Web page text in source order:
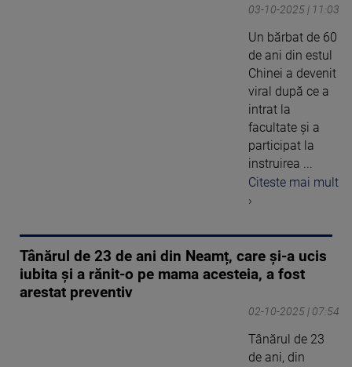
03-10-2025 | 11:03
Un bărbat de 60
de ani din estul
Chinei a devenit
viral după ce a
intrat la
facultate și a
participat la
instruirea ...
Citeste mai mult
›
Tânărul de 23 de ani din Neamț, care și-a ucis
iubita și a rănit-o pe mama acesteia, a fost
arestat preventiv
02-10-2025 | 07:54
Tânărul de 23
de ani, din